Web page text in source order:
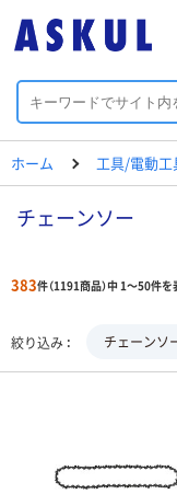
ホーム 工具/電動工
チェーンソー
383件（1191商品）中 1～50件を
絞り込み チェーンソ